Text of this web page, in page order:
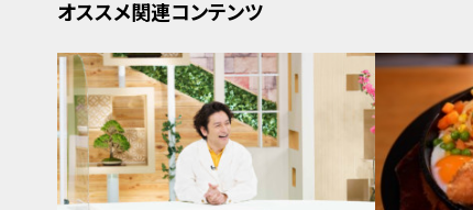
オススメ関連コンテンツ